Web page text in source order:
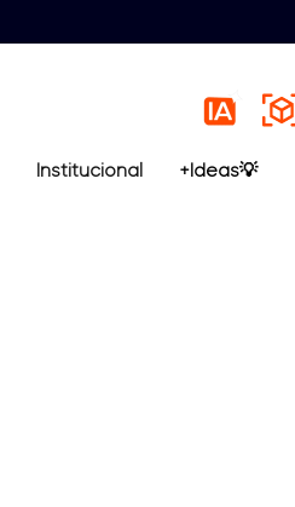
Institucional +Ideas💡